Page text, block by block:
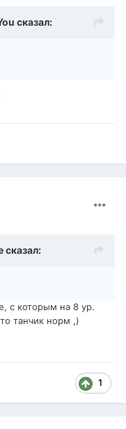
сказал:
сказал:
с которым на 8 ур.
танчик норм ,)
1